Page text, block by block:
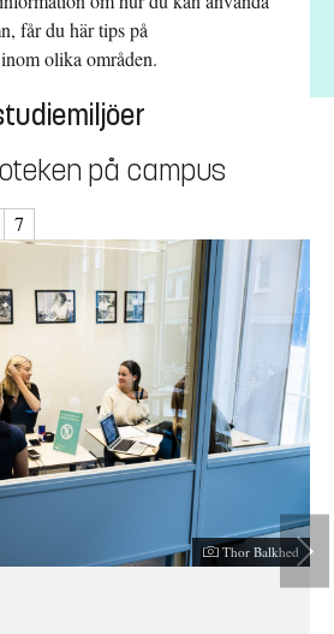
får du här tips på
olika områden.
på campus
7
Fotograf:
Thor Balkhed